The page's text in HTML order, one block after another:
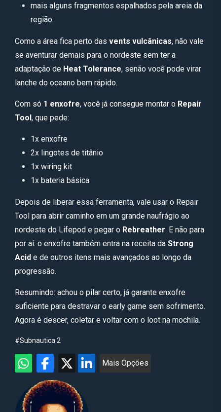
mais alguns fragmentos espalhados pela areia da
região.
Como a área fica perto das vents vulcânicas, não vale
se aventurar demais para o nordeste sem ter a
adaptação de Heat Tolerance, senão você pode virar
lanche do oceano bem rápido.
Com só 1 enxofre, você já consegue montar o Repair
Tool, que pede:
1x enxofre
2x lingotes de titânio
1x wiring kit
1x bateria básica
Depois de liberar essa ferramenta, vale usar o Repair
Tool para abrir caminho em um grande naufrágio ao
nordeste do Lifepod e pegar o Rebreather. E não para
por aí: o enxofre também entra na receita da Strong
Acid e de outros itens mais avançados ao longo da
progressão.
Resumindo: achou o pilar certo, já garante enxofre
suficiente para destravar o early game sem sofrimento.
Agora é descer, coletar e voltar com o loot na mochila.
#Subnautica 2
Mais Opções